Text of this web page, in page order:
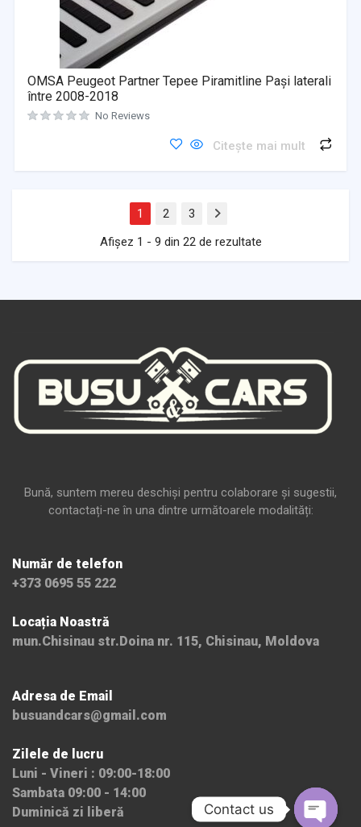
OMSA Peugeot Partner Tepee Piramitline Pași laterali
între 2008-2018
No Reviews
Citește mai mult
1 2 3
Next
Afișez 1 - 9 din 22 de rezultate
Bună, suntem mereu deschiși pentru colaborare și sugestii,
contactați-ne în una dintre următoarele modalități:
Număr de telefon
+373 0695 55 222
Locația Noastră
mun.Chisinau str.Doina nr. 115, Chisinau, Moldova
Adresa de Email
busuandcars@gmail.com
Zilele de lucru
Luni - Vineri : 09:00-18:00
Sambata 09:00 - 14:00
Duminică zi liberă
Contact us